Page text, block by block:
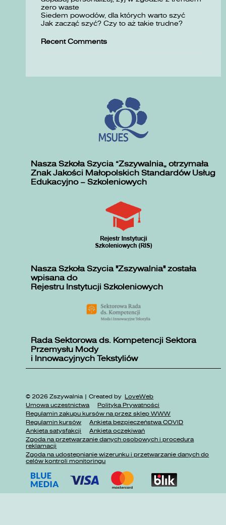
zero waste
Siedem powodów, dla których warto szyć
Jak zacząć szyć? Czy to aż takie trudne?
Recent Comments
Nasza Szkoła Szycia „Zszywalnia” otrzymała
Znak Jakości Małopolskich Standardów Usług
Edukacyjno – Szkoleniowych
Nasza Szkoła Szycia "Zszywalnia" została
wpisana do
Rejestru Instytucji Szkoleniowych
Rada Sektorowa ds. Kompetencji Sektora
Przemysłu Mody
i Innowacyjnych Tekstyliów
© 2026 Zszywalnia | Created by LoveWeb
Umowa uczestnictwa
Polityka Prywatności
Regulamin zakupu kursów na przez sklep WWW
Regulamin kursów
Ankieta bezpieczeństwa COVID
Ankieta satysfakcji
Ankieta oczekiwań
Zgoda na przetwarzanie danych osobowych i procedura
reklamacji
Zgoda na udostępnianie wizerunku i przetwarzanie danych do
celów kontroli monitoringu